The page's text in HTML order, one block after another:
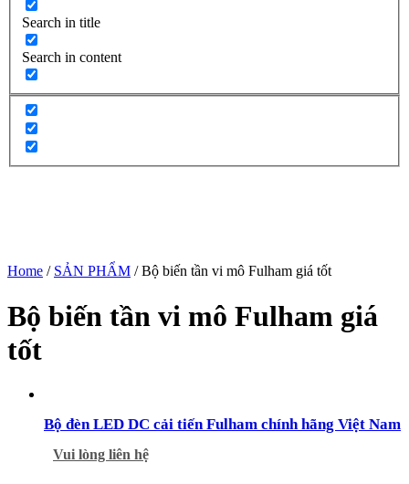
Search in title
Search in content
Home / SẢN PHẨM / Bộ biến tần vi mô Fulham giá tốt
Bộ biến tần vi mô Fulham giá
tốt
Bộ đèn LED DC cải tiến Fulham chính hãng Việt Nam
Vui lòng liên hệ